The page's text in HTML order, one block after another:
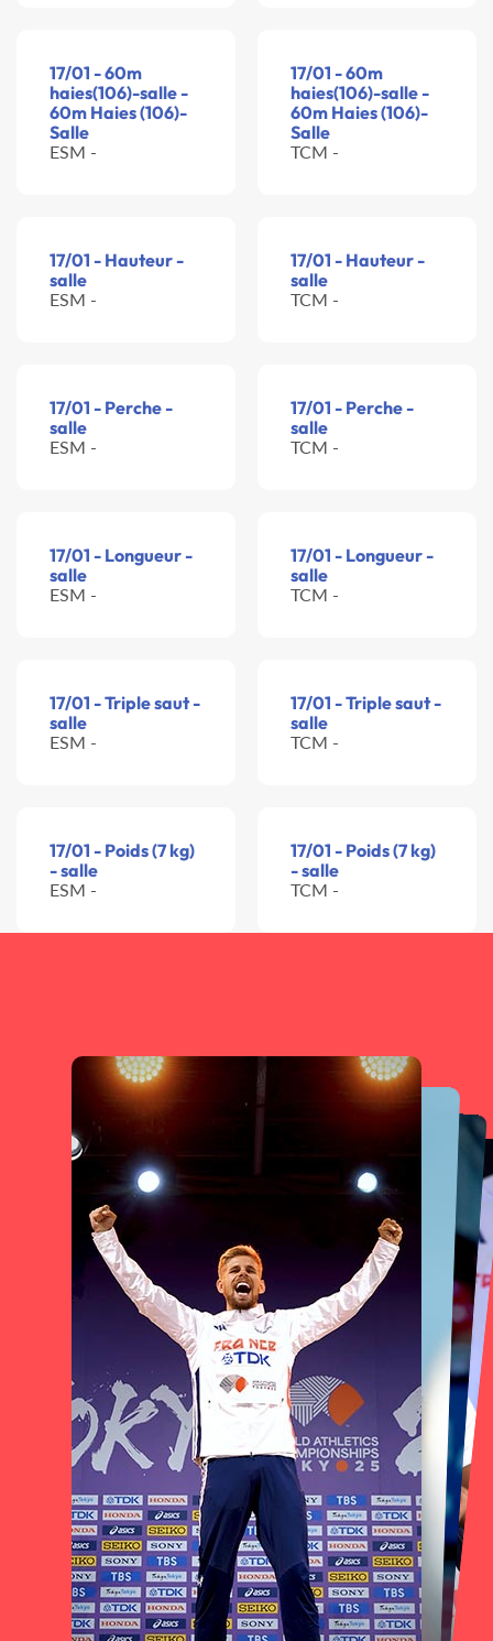
17/01 - 60m
haies(106)-salle -
60m Haies (106)-
Salle
ESM -
17/01 - 60m
haies(106)-salle -
60m Haies (106)-
Salle
TCM -
17/01 - Hauteur -
salle
ESM -
17/01 - Hauteur -
salle
TCM -
17/01 - Perche -
salle
ESM -
17/01 - Perche -
salle
TCM -
17/01 - Longueur -
salle
ESM -
17/01 - Longueur -
salle
TCM -
17/01 - Triple saut -
salle
ESM -
17/01 - Triple saut -
salle
TCM -
17/01 - Poids (7 kg)
- salle
ESM -
17/01 - Poids (7 kg)
- salle
TCM -